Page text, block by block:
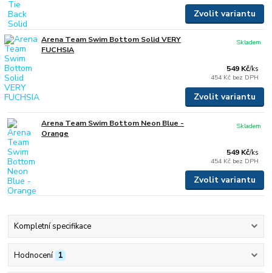
Zvolit variantu
Arena Team Swim Bottom Solid VERY
FUCHSIA
549 Kč/ks
454 Kč bez DPH
Skladem
Zvolit variantu
Arena Team Swim Bottom Neon Blue -
Orange
549 Kč/ks
454 Kč bez DPH
Skladem
Zvolit variantu
Kompletní specifikace
Hodnocení 1